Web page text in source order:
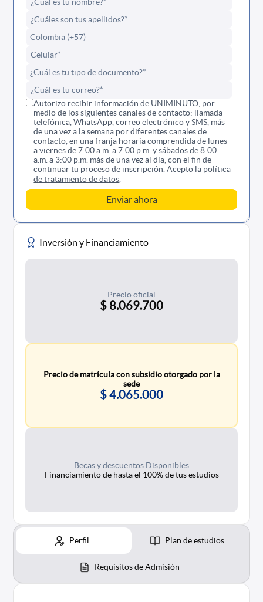
Autorizo recibir información de UNIMINUTO, por
medio de los siguientes canales de contacto: llamada
telefónica, WhatsApp, correo electrónico y SMS, más
de una vez a la semana por diferentes canales de
contacto, en una franja horaria comprendida de lunes
a viernes de 7:00 a.m. a 7:00 p.m. y sábados de 8:00
a.m. a 3:00 p.m. más de una vez al día, con el fin de
continuar tu proceso de inscripción. Acepto la política
de tratamiento de datos
Inversión y Financiamiento
Precio oficial
$ 8.069.700
Precio de matrícula con subsidio otorgado por la
sede
$ 4.065.000
Becas y descuentos Disponibles
Financiamiento de hasta el 100% de tus estudios
Perfil Plan de estudios
Requisitos de Admisión